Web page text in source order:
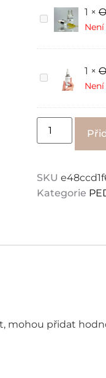
pedikúru
20
mm
Oil
Hydration
Podo
1 ×
Oil
Hydration
Podo
50
ml
1 ×
SKU
Kategorie
mohou přidat